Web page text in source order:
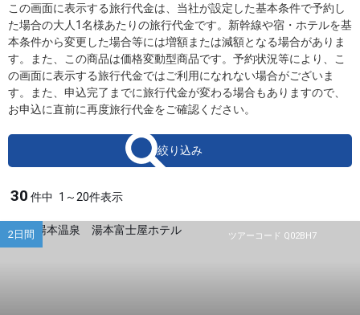
この画面に表示する旅行代金は、当社が設定した基本条件で予約し
た場合の大人1名様あたりの旅行代金です。新幹線や宿・ホテルを基
本条件から変更した場合等には増額または減額となる場合がありま
す。また、この商品は価格変動型商品です。予約状況等により、こ
の画面に表示する旅行代金ではご利用になれない場合がございま
す。また、申込完了までに旅行代金が変わる場合もありますので、
お申込に直前に再度旅行代金をご確認ください。
絞り込み
30 件中 1～20件表示
ツアーコード Q02BH7
2日間